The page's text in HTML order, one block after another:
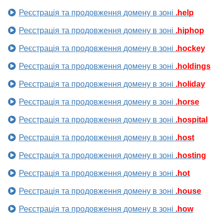
Реєстрація та продовження домену в зоні .help
Реєстрація та продовження домену в зоні .hiphop
Реєстрація та продовження домену в зоні .hockey
Реєстрація та продовження домену в зоні .holdings
Реєстрація та продовження домену в зоні .holiday
Реєстрація та продовження домену в зоні .horse
Реєстрація та продовження домену в зоні .hospital
Реєстрація та продовження домену в зоні .host
Реєстрація та продовження домену в зоні .hosting
Реєстрація та продовження домену в зоні .hot
Реєстрація та продовження домену в зоні .house
Реєстрація та продовження домену в зоні .how